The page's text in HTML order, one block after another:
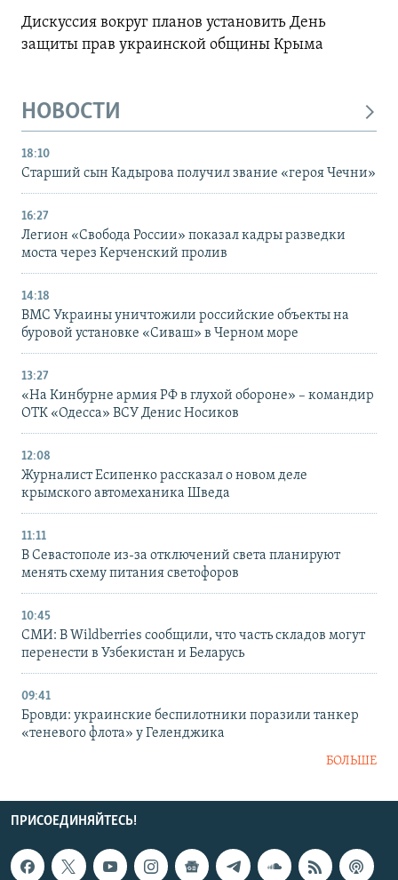
Дискуссия вокруг планов установить День
защиты прав украинской общины Крыма
НОВОСТИ
18:10
Старший сын Кадырова получил звание «героя Чечни»
16:27
Легион «Свобода России» показал кадры разведки
моста через Керченский пролив
14:18
ВМС Украины уничтожили российские объекты на
буровой установке «Сиваш» в Черном море
13:27
«На Кинбурне армия РФ в глухой обороне» – командир
ОТК «Одесса» ВСУ Денис Носиков
12:08
Журналист Есипенко рассказал о новом деле
крымского автомеханика Шведа
11:11
В Севастополе из-за отключений света планируют
менять схему питания светофоров
10:45
СМИ: В Wildberries сообщили, что часть складов могут
перенести в Узбекистан и Беларусь
09:41
Бровди: украинские беспилотники поразили танкер
«теневого флота» у Геленджика
БОЛЬШЕ
ПРИСОЕДИНЯЙТЕСЬ!